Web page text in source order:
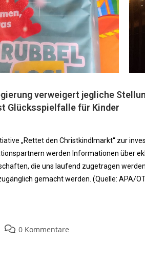
verweigert jegliche
Glücksspielfalle für Kinder
„Rettet den Christkindlmarkt“ zur
werden Informationen über
die uns laufend zugetragen
gemacht werden. (Quelle: APA/
0 Kommentare